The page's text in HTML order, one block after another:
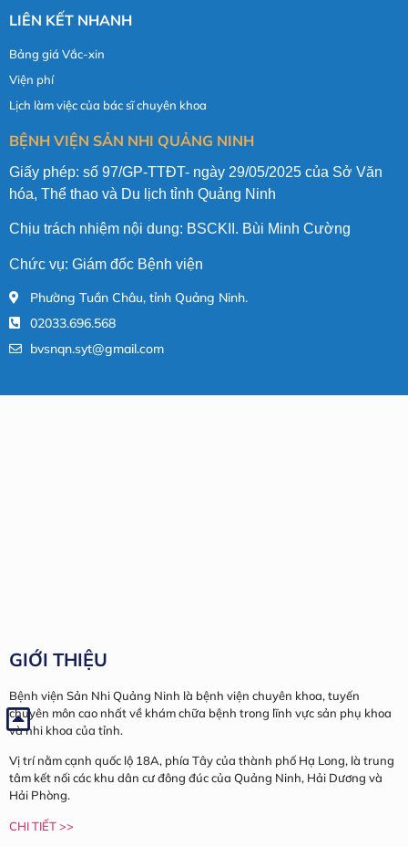
LIÊN KẾT NHANH
Bảng giá Vắc-xin
Viện phí
Lịch làm việc của bác sĩ chuyên khoa
BỆNH VIỆN SẢN NHI QUẢNG NINH
Giấy phép: số 97/GP-TTĐT- ngày 29/05/2025 của Sở Văn
hóa, Thể thao và Du lịch tỉnh Quảng Ninh
Chịu trách nhiệm nội dung: BSCKII. Bùi Minh Cường
Chức vụ: Giám đốc Bệnh viện
Phường Tuần Châu, tỉnh Quảng Ninh.
02033.696.568
bvsnqn.syt@gmail.com
GIỚI THIỆU
Bệnh viện Sản Nhi Quảng Ninh là bệnh viện chuyên khoa, tuyến
chuyên môn cao nhất về khám chữa bệnh trong lĩnh vực sản phụ khoa
và nhi khoa của tỉnh.
Vị trí nằm cạnh quốc lộ 18A, phía Tây của thành phố Hạ Long, là trung
tâm kết nối các khu dân cư đông đúc của Quảng Ninh, Hải Dương và
Hải Phòng.
CHI TIẾT >>